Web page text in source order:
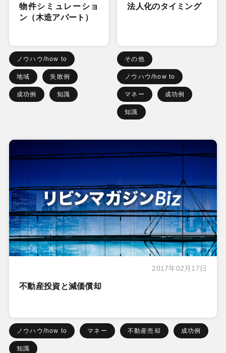
物件シミュレーショ
ン（木造アパート）
ノウハウ/how to
地域 失敗例
成功例 知識
法人化のタイミング
その他
ノウハウ/how to
マネー 成功例
知識
2017年02月17日
不動産投資と減価償却
ノウハウ/how to マネー 不動産売却 成功例
知識